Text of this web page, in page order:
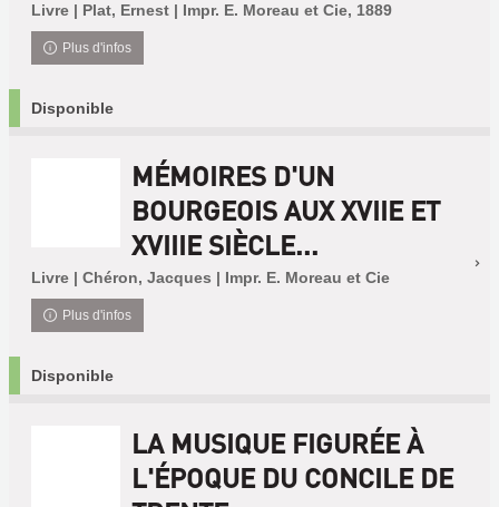
Livre | Plat, Ernest | Impr. E. Moreau et Cie, 1889
Plus d'infos
Disponible
MÉMOIRES D'UN
BOURGEOIS AUX XVIIE ET
XVIIIE SIÈCLE...
Livre | Chéron, Jacques | Impr. E. Moreau et Cie
Plus d'infos
Disponible
LA MUSIQUE FIGURÉE À
L'ÉPOQUE DU CONCILE DE